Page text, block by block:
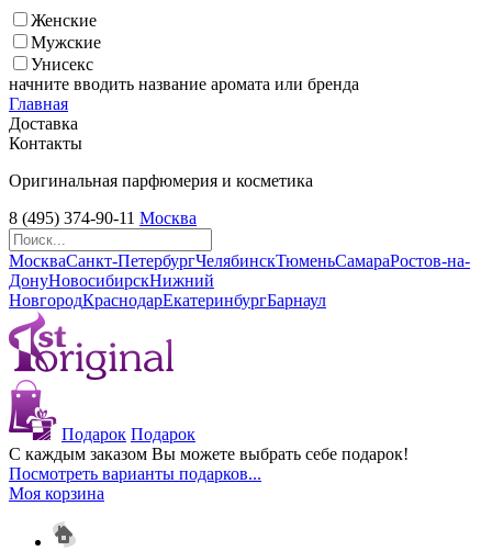
Женские
Мужские
Унисекс
начните вводить название аромата или бренда
Главная
Доставка
Контакты
Оригинальная парфюмерия и косметика
8 (495) 374-90-11 Москва
МоскваСанкт-ПетербургЧелябинскТюменьСамараРостов-на-
ДонуНовосибирскНижний
НовгородКраснодарЕкатеринбургБарнаул
Подарок Подарок
С каждым заказом Вы можете выбрать себе подарок!
Посмотреть варианты подарков...
Моя корзина